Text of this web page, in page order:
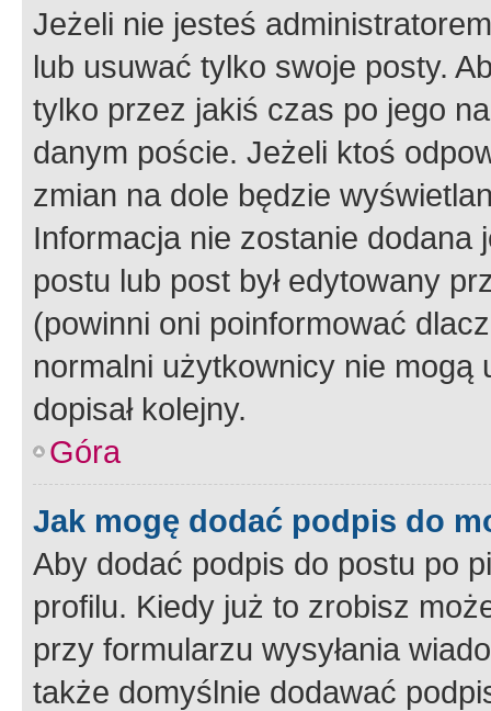
Jeżeli nie jesteś
lub usuwać tylko swoje posty.
tylko przez jakiś czas po jego
danym poście. Jeżeli ktoś
zmian na dole będzie
Informacja nie zostanie dodana
postu lub post był edytowany
(powinni oni poinformować
normalni użytkownicy nie
dopisał kolejny.
Góra
Jak mogę dodać podpis do
Aby dodać podpis do postu po
profilu. Kiedy już to zrobisz
przy formularzu wysyłania
także domyślnie dodawać